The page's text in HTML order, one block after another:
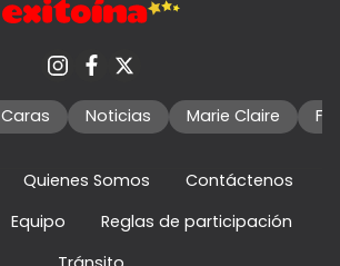
Caras Noticias Marie Claire
Quienes Somos
Contáctenos
Equipo
Reglas de participación